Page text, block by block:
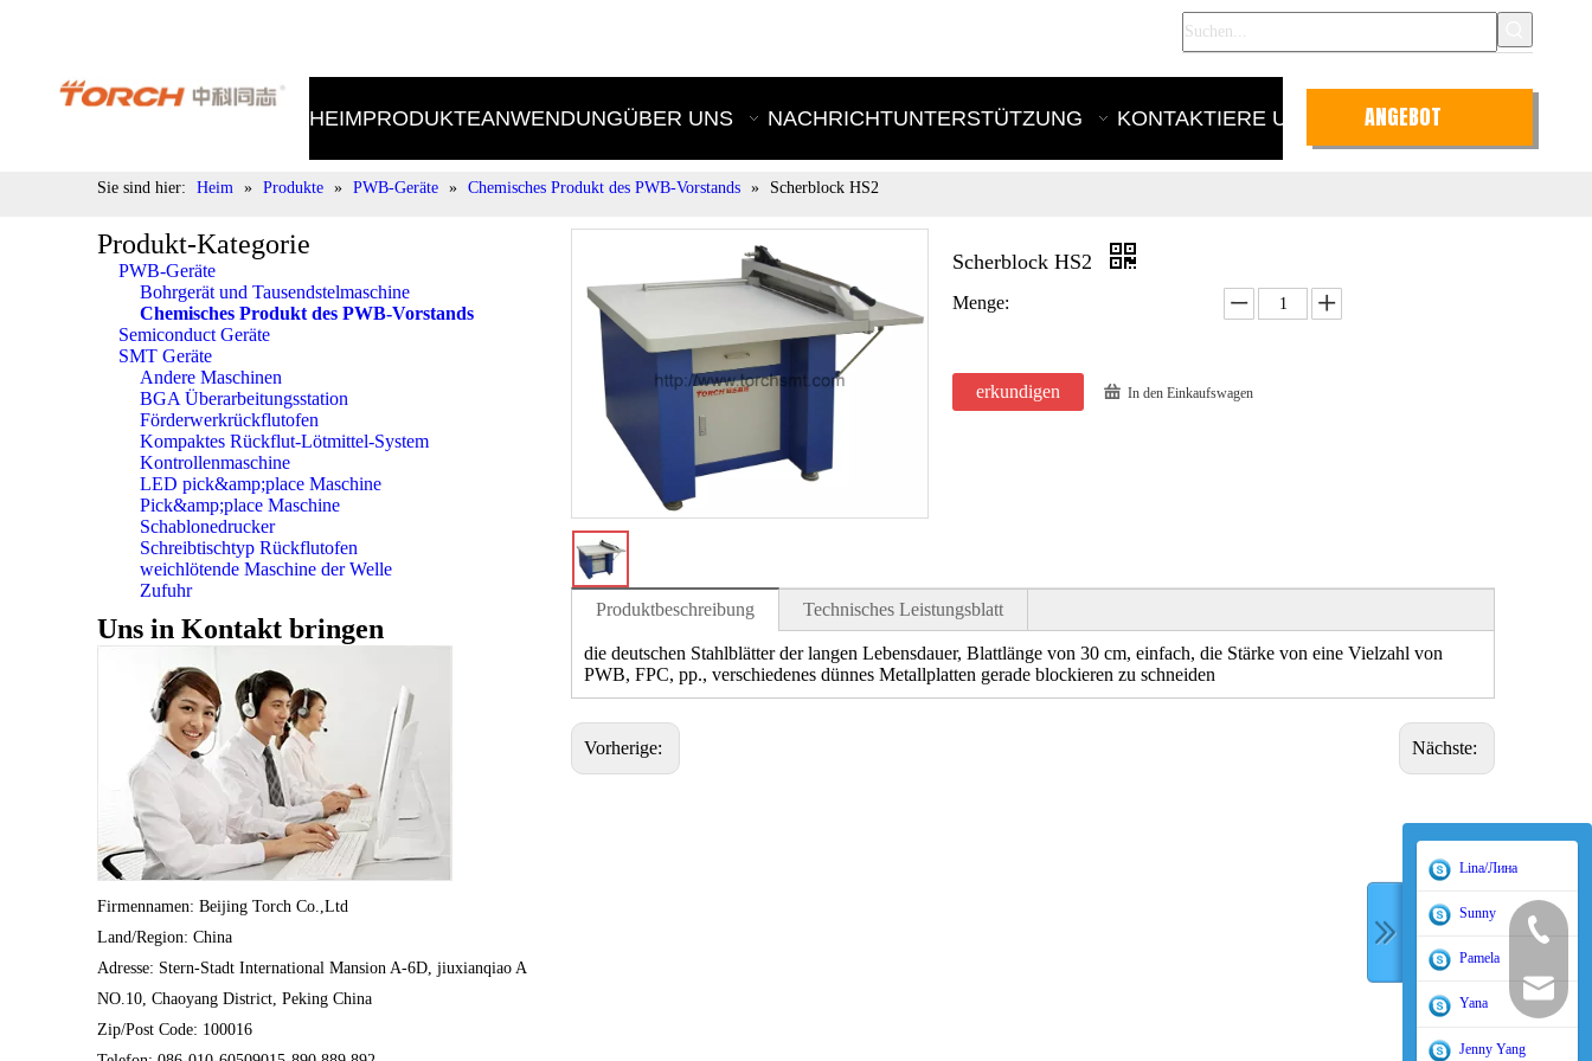
HEIMPRODUKTEANWENDUNGÜBER UNS NACHRICHTUNTERSTÜTZUNG KONTAKTIERE UNS
ANGEBOT
Sie sind hier: Heim » Produkte » PWB-Geräte » Chemisches Produkt des PWB-Vorstands » Scherblock HS2
Produkt-Kategorie
PWB-Geräte
Bohrgerät und Tausendstelmaschine
Chemisches Produkt des PWB-Vorstands
Semiconduct Geräte
SMT Geräte
Andere Maschinen
BGA Überarbeitungsstation
Förderwerkrückflutofen
Kompaktes Rückflut-Lötmittel-System
Kontrollenmaschine
LED pick&amp;place Maschine
Pick&amp;place Maschine
Schablonedrucker
Schreibtischtyp Rückflutofen
weichlötende Maschine der Welle
Zufuhr
Uns in Kontakt bringen
Firmennamen: Beijing Torch Co.,Ltd
Land/Region: China
Adresse: Stern-Stadt International Mansion A-6D, jiuxianqiao A
NO.10, Chaoyang District, Peking China
Zip/Post Code: 100016
Scherblock HS2
Menge:
erkundigen In den Einkaufswagen
Produktbeschreibung Technisches Leistungsblatt
die deutschen Stahlblätter der langen Lebensdauer, Blattlänge von 30 cm, einfach, die Stärke von eine Vielzahl von
PWB, FPC, pp., verschiedenes dünnes Metallplatten gerade blockieren zu schneiden
Vorherige: Nächste:
Lina/Лина
Sunny
Pamela
Yana
Jenny Yang
400-998-